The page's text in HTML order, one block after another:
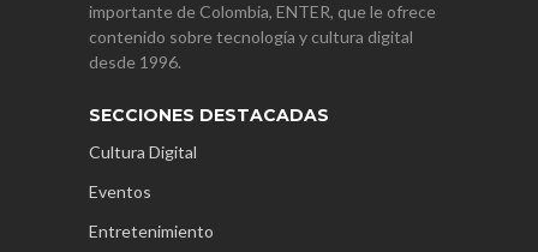
importante de Colombia, ENTER, que le ofrece
contenido sobre tecnología y cultura digital
desde 1996.
SECCIONES DESTACADAS
Cultura Digital
Eventos
Entretenimiento